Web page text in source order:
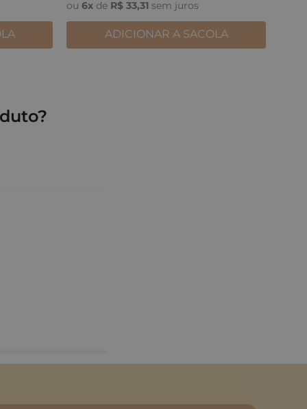
ou 6x de R$ 33,31 sem juros
ADICIONAR A SACOLA